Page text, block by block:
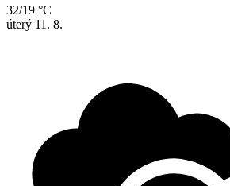
32/19 °C
úterý 11. 8.